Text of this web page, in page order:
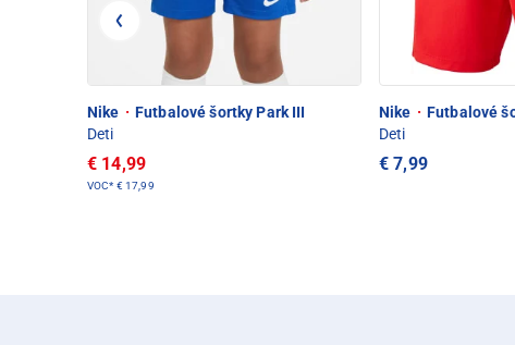
Nike · Futbalové šortky Park III
Deti
€ 14,99
VOC* € 17,99
Nike · Futbalové
Deti
€ 7,99